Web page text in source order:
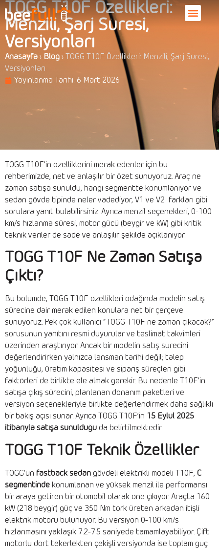
TOGG T10F Özellikleri:
Menzili, Şarj Süresi,
Versiyonları
Anasayfa › Blog › TOGG T10F Özellikleri: Menzili, Şarj Süresi,
Versiyonları
Yayınlanma Tarihi: 6 Mart 2026
TOGG T10F’in özelliklerini merak edenler için bu
rehberimizde, net ve anlaşılır bir özet sunuyoruz. Araç ne
zaman satışa sunuldu, hangi segmentte konumlanıyor ve
sedan gövde tipinde neler vadediyor, V1 ve V2 farkları gibi
sorulara yanıt bulabilirsiniz. Ayrıca menzil seçenekleri, 0-100
km/s hızlanma süresi, motor gücü (beygir ve kW) gibi kritik
teknik veriler de sade ve anlaşılır şekilde açıklanıyor.
TOGG T10F Ne Zaman Satışa
Çıktı?
Bu bölümde, TOGG T10F özellikleri odağında modelin satış
sürecine dair merak edilen konulara net bir çerçeve
sunuyoruz. Pek çok kullanıcı “TOGG T10F ne zaman çıkacak?”
sorusunun yanıtını resmi duyurular ve teslimat takvimleri
üzerinden araştırıyor. Ancak bir modelin satış sürecini
değerlendirirken yalnızca lansman tarihi değil; talep
yoğunluğu, üretim kapasitesi ve sipariş süreçleri gibi
faktörleri de birlikte ele almak gerekir. Bu nedenle T10F’in
satışa çıkış sürecini, planlanan donanım paketleri ve
versiyon seçenekleriyle birlikte değerlendirmek daha sağlıklı
bir bakış açısı sunar. Ayrıca TOGG T10F’in 15 Eylül 2025
itibarıyla satışa sunulduğu da belirtilmektedir.
TOGG T10F Teknik Özellikler
TOGG’un fastback sedan gövdeli elektrikli modeli T10F, C
segmentinde konumlanan ve yüksek menzil ile performansı
bir araya getiren bir otomobil olarak öne çıkıyor. Araçta 160
kW (218 beygir) güç ve 350 Nm tork üreten arkadan itişli
elektrik motoru bulunuyor. Bu versiyon 0-100 km/s
hızlanmasını yaklaşık 7.2-7.5 saniyede tamamlayabiliyor. Çift
motorlu dört tekerlekten çekişli versiyonda ise toplam güç